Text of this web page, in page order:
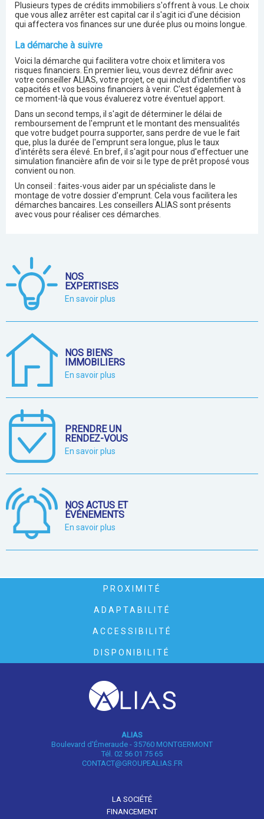
Plusieurs types de crédits immobiliers s'offrent à vous. Le choix
que vous allez arrêter est capital car il s'agit ici d'une décision
qui affectera vos finances sur une durée plus ou moins longue.
La démarche à suivre
Voici la démarche qui facilitera votre choix et limitera vos
risques financiers. En premier lieu, vous devrez définir avec
votre conseiller ALIAS, votre projet, ce qui inclut d'identifier vos
capacités et vos besoins financiers à venir. C'est également à
ce moment-là que vous évaluerez votre éventuel apport.
Dans un second temps, il s'agit de déterminer le délai de
remboursement de l'emprunt et le montant des mensualités
que votre budget pourra supporter, sans perdre de vue le fait
que, plus la durée de l'emprunt sera longue, plus le taux
d'intérêts sera élevé. En bref, il s'agit pour nous d'effectuer une
simulation financière afin de voir si le type de prêt proposé vous
convient ou non.
Un conseil : faites-vous aider par un spécialiste dans le
montage de votre dossier d'emprunt. Cela vous facilitera les
démarches bancaires. Les conseillers ALIAS sont présents
avec vous pour réaliser ces démarches.
NOS
EXPERTISES
En savoir plus
NOS BIENS
IMMOBILIERS
En savoir plus
PRENDRE UN
RENDEZ-VOUS
En savoir plus
NOS ACTUS ET
ÉVÉNEMENTS
En savoir plus
PROXIMITÉ
ADAPTABILITÉ
ACCESSIBILITÉ
DISPONIBILITÉ
ALIAS
Boulevard d'Émeraude - 35760 MONTGERMONT
Tél. 02 56 01 75 65
CONTACT@GROUPEALIAS.FR
LA SOCIÉTÉ
FINANCEMENT